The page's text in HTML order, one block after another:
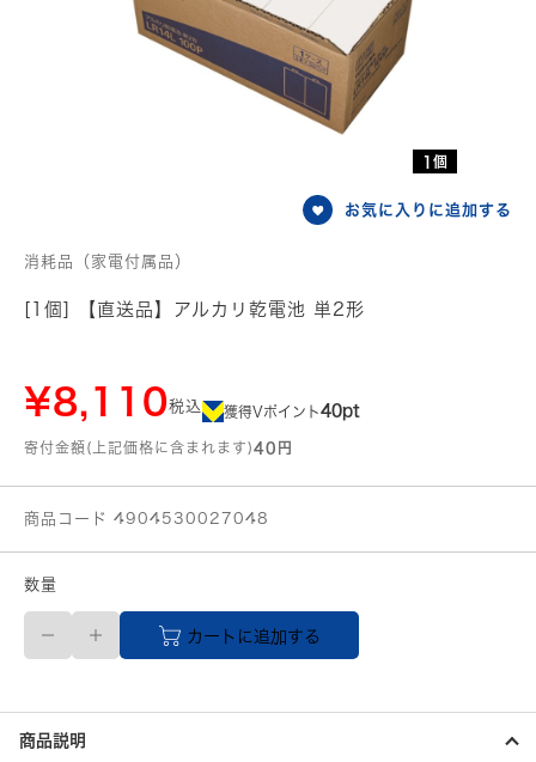
1個
お気に入りに追加する
消耗品（家電付属品）
[1個] 【直送品】アルカリ乾電池 単2形
¥8,110税込 獲得Vポイント40pt
寄付金額(上記価格に含まれます)40円
商品コード 4904530027048
数量
【直
品】
ル
カ
リ
カートに追加する
商品説明